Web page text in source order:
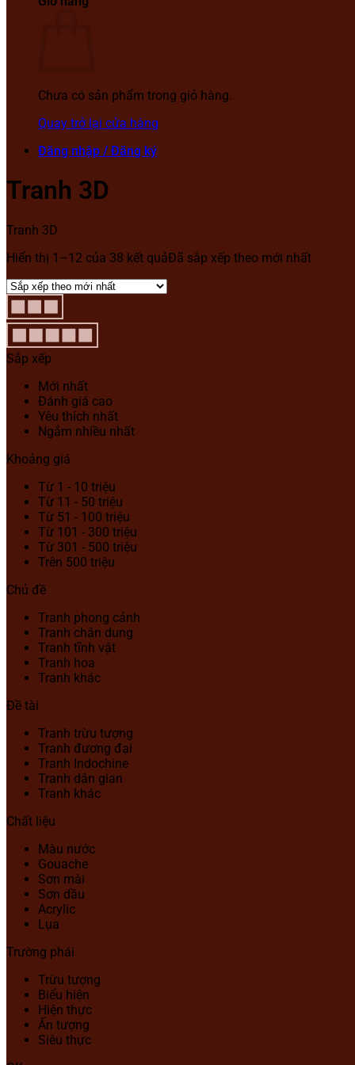
Chưa có sản phẩm trong giỏ hàng.
Quay trở lại cửa hàng
Đăng nhập / Đăng ký
Tranh 3D
Tranh 3D
Hiển thị 1–12 của 38 kết quảĐã sắp xếp theo mới nhất
Sắp xếp
Mới nhất
Đánh giá cao
Yêu thích nhất
Ngắm nhiều nhất
Khoảng giá
Từ 1 - 10 triệu
Từ 11 - 50 triệu
Từ 51 - 100 triệu
Từ 101 - 300 triệu
Từ 301 - 500 triệu
Trên 500 triệu
Chủ đề
Tranh phong cảnh
Tranh chân dung
Tranh tĩnh vật
Tranh hoa
Tranh khác
Đề tài
Tranh trừu tượng
Tranh đương đại
Tranh Indochine
Tranh dân gian
Tranh khác
Chất liệu
Màu nước
Gouache
Sơn mài
Sơn dầu
Acrylic
Lụa
Trường phái
Trừu tượng
Biểu hiện
Hiện thực
Ấn tượng
Siêu thực